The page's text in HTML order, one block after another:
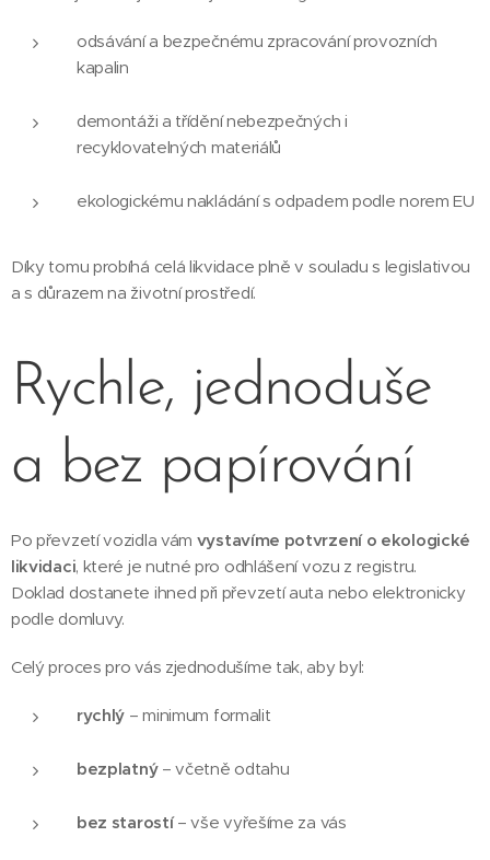
odsávání a bezpečnému zpracování provozních
kapalin
demontáži a třídění nebezpečných i
recyklovatelných materiálů
ekologickému nakládání s odpadem podle norem EU
Díky tomu probíhá celá likvidace plně v souladu s legislativou
a s důrazem na životní prostředí.
Rychle, jednoduše
a bez papírování
Po převzetí vozidla vám vystavíme potvrzení o ekologické
likvidaci, které je nutné pro odhlášení vozu z registru.
Doklad dostanete ihned při převzetí auta nebo elektronicky
podle domluvy.
Celý proces pro vás zjednodušíme tak, aby byl:
rychlý – minimum formalit
bezplatný– včetně odtahu
bez starostí– vše vyřešíme za vás